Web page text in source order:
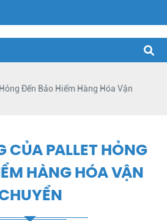
Đến Bảo Hiểm Hàng Hóa Vận
CỦA PALLET HỎNG
HÀNG HÓA VẬN